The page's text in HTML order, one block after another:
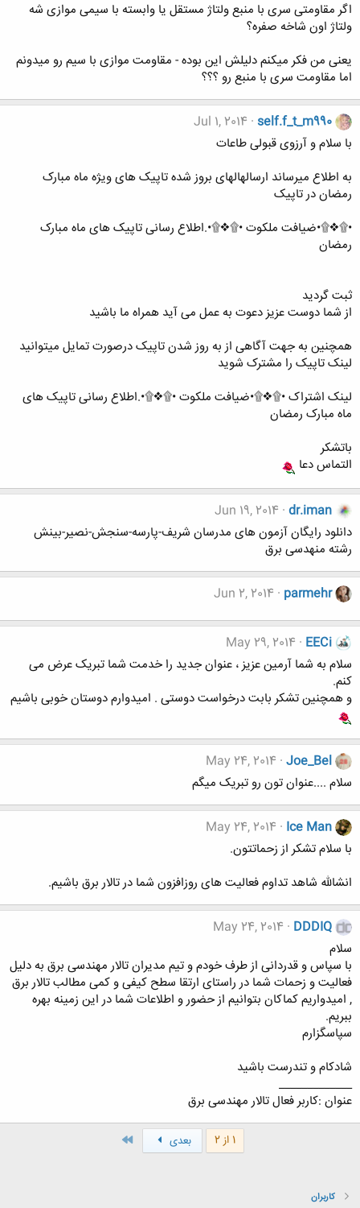
اگر مقاومتی سری با منبع ولتاژ مستقل یا وابسته با سیمی موازی شه
ولتاژ اون شاخه صفره؟
یعنی من فکر میکنم دلیلش این بوده - مقاومت موازی با سیم رو میدونم
اما مقاومت سری با منبع رو ؟؟؟
self.f_t_m990
Jul 1, 2014
با سلام و آرزوی قبولی طاعات
به اطلاع میرساند ارسالهالهای بروز شده تاپیک های ویژه ماه مبارک
رمضان در تاپیک
•۩❖۩•ضیافت ملکوت •۩❖۩•.اطلاع رسانی تاپیک های ماه مبارک
رمضان
ثبت گردید
از شما دوست عزیز دعوت به عمل می آید همراه ما باشید
همچنین به جهت آگاهی از به روز شدن تاپیک درصورت تمایل میتوانید
لینک تاپیک را مشترک شوید
لینک اشتراک •۩❖۩•ضیافت ملکوت •۩❖۩•.اطلاع رسانی تاپیک های
ماه مبارک رمضان
باتشکر
التماس دعا
dr.iman
Jun 19, 2014
دانلود رایگان آزمون های مدرسان شریف-پارسه-سنجش-نصیر-بینش
رشته منهدسی برق
parmehr
Jun 2, 2014
EECi
May 29, 2014
سلام به شما آرمین عزیز ، عنوان جدید را خدمت شما تبریک عرض می
کنم.
و همچنین تشکر بابت درخواست دوستی . امیدوارم دوستان خوبی باشیم
Joe_Bel
May 24, 2014
سلام ....عنوان تون رو تبریک میگم
Ice Man
May 24, 2014
با سلام تشکر از زحماتتون.
انشالله شاهد تداوم فعالیت های روزافزون شما در تالار برق باشیم.
DDDIQ
May 24, 2014
سلام
با سپاس و قدردانی از طرف خودم و تیم مدیران تالار مهندسی برق به دلیل
فعالیت و زحمات شما در راستای ارتقا سطح کیفی و کمی مطالب تالار برق
, امیدواریم کماکان بتوانیم از حضور و اطلاعات شما در این زمینه بهره
ببریم.
سپاسگزارم
شادکام و تندرست باشید
_____________
عنوان :کاربر فعال تالار مهندسی برق
1 از 2 بعدی
کاربران